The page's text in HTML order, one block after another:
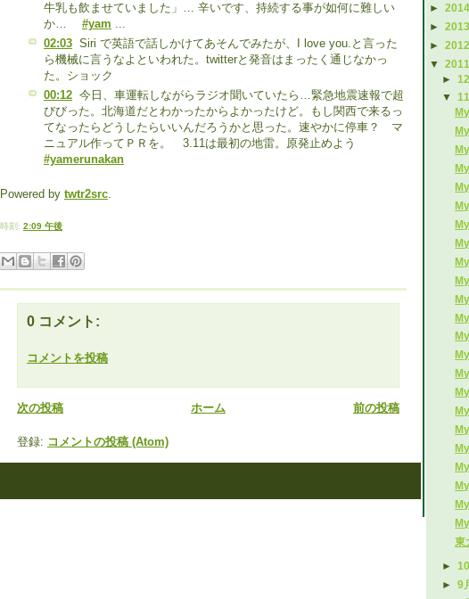
► 2014
► 2013
► 2012
▼ 2011
►
▼
東
►
►9
牛乳も飲ませていました」… 辛いです、持続する事が如何に難しい
か… #yam ...
02:03 Siri で英語で話しかけてあそんでみたが、I love you.と言った
ら機械に言うなよといわれた。twitterと発音はまったく通じなかっ
た。ショック
00:12 今日、車運転しながらラジオ聞いていたら…緊急地震速報で超
びびった。北海道だとわかったからよかったけど。もし関西で来るっ
てなったらどうしたらいいんだろうかと思った。速やかに停車？ マ
ニュアル作ってＰＲを。 3.11は最初の地雷。原発止めよう
#yamerunakan
Powered by twtr2src.
時刻: 2:09 午後
0 コメント:
コメントを投稿
次の投稿 前の投稿
ホーム
登録: コメントの投稿 (Atom)